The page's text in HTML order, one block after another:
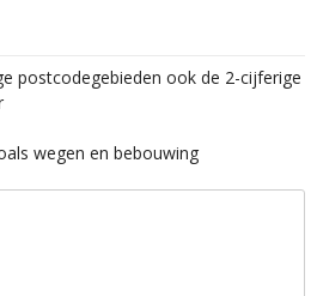
postcodegebieden ook de 2-cijferige
wegen en bebouwing